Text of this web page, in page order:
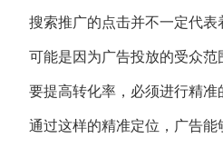
搜索推广的点击并不一定代
可能是因为广告投放的受众
要提高转化率，必须进行精
通过这样的精准定位，广告